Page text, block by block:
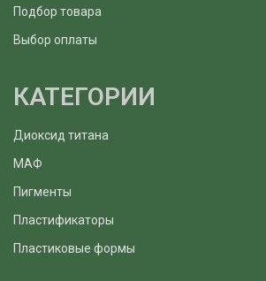
Подбор товара
Выбор оплаты
КАТЕГОРИИ
Диоксид титана
МАФ
Пигменты
Пластификаторы
Пластиковые формы